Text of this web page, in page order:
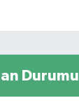
Durumu